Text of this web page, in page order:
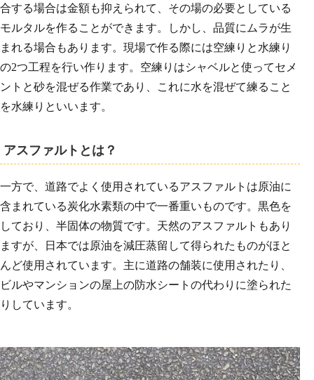
合する場合は金額も抑えられて、その場の必要としている
モルタルを作ることができます。しかし、品質にムラが生
まれる場合もあります。現場で作る際には空練りと水練り
の2つ工程を行い作ります。空練りはシャベルと使ってセメ
ントと砂を混ぜる作業であり、これに水を混ぜて練ること
を水練りといいます。
アスファルトとは？
一方で、道路でよく使用されているアスファルトは原油に
含まれている炭化水素類の中で一番重いものです。黒色を
しており、半固体の物質です。天然のアスファルトもあり
ますが、日本では原油を減圧蒸留して得られたものがほと
んど使用されています。主に道路の舗装に使用されたり、
ビルやマンションの屋上の防水シートの代わりに塗られた
りしています。